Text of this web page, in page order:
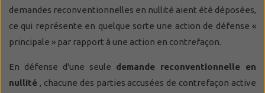
demandes reconventionnelles en nullité aient été déposées,
ce qui représente en quelque sorte une action de défense «
principale » par rapport à une action en contrefaçon.
En défense d'une seule demande reconventionnelle en
nullité , chacune des parties accusées de contrefaçon active